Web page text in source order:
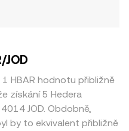
JOD
HBAR hodnotu přibližně
získání 5 Hedera
JOD. Obdobně,